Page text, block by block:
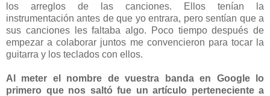
los arreglos de las canciones. Ellos tenían la
instrumentación antes de que yo entrara, pero sentían que a
sus canciones les faltaba algo. Poco tiempo después de
empezar a colaborar juntos me convencieron para tocar la
guitarra y los teclados con ellos.
Al meter el nombre de vuestra banda en Google lo
primero que nos saltó fue un artículo perteneciente a